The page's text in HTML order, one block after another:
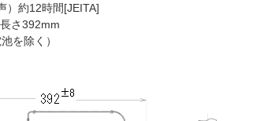
）約12時間[JEITA]
さ392mm
を除く）